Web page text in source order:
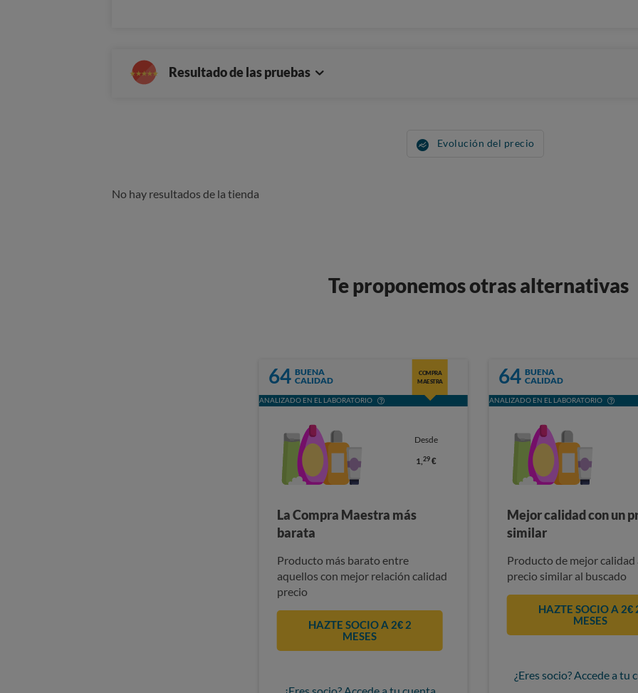
Resultado de las pruebas
Evolución del precio
No hay resultados de la tienda
Te proponemos otras alternativas
64 BUENA
CALIDAD
COMPRA
MAESTRA
ANALIZADO EN EL LABORATORIO
Desde
1,29€
La Compra Maestra más
barata
Producto más barato entre
aquellos con mejor relación calidad
precio
HAZTE SOCIO A 2€ 2
MESES
¿Eres socio? Accede a tu cuenta
64 BUENA
CALIDAD
ANALIZADO EN EL LABORATORIO
Mejor calidad con un
similar
Producto de mejor calidad
precio similar al buscado
HAZTE SOCIO A 2€
MESES
¿Eres socio? Accede a tu